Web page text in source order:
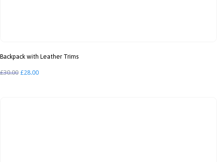
Backpack with Leather Trims
£30.00 Le
£28.00Le